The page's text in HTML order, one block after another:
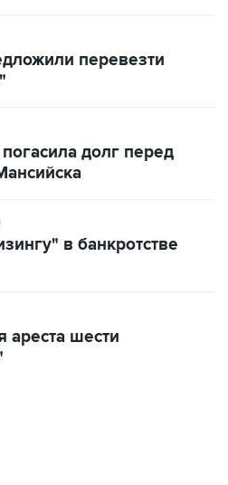
перевезти
долг перед
в банкротстве
ареста шести